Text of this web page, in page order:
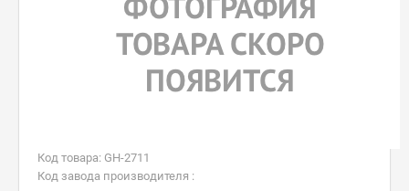
Код товара: GH-2711
Код завода производителя :